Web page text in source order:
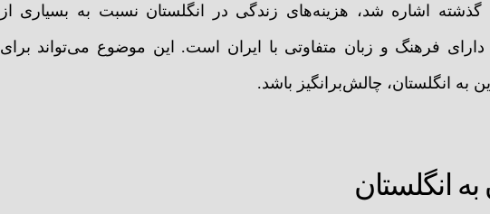
اشاره شد، هزینه‌های زندگی در انگلستان نسبت به بسیاری از
فرهنگ و زبان متفاوتی با ایران است. این موضوع می‌تواند برای
به انگلستان، چالش‌برانگیز باشد.
انگلستان